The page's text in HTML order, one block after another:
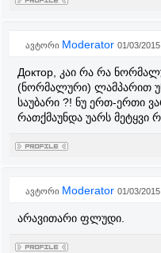
ავტორი Moderator 01/03/
Доктор, კაი რა რა
(ნორმალური) ლამპარით
საუბარი ?! ნუ ერთ-ერთი
რათქმაუნდა უარს მეტყვი
ავტორი Moderator 01/03/
არავითარი ფლუდი.